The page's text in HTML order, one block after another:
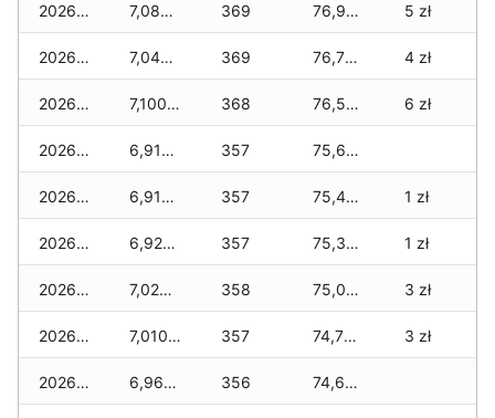
2026-07-22 7,080 zł 369 76,950 zł 5 zł
2026-07-21 7,040 zł 369 76,790 zł 4 zł
2026-07-20 7,100 zł 368 76,580 zł 6 zł
2026-07-18 6,910 zł 357 75,670 zł
2026-07-17 6,910 zł 357 75,450 zł 1 zł
2026-07-16 6,920 zł 357 75,300 zł 1 zł
2026-07-15 7,020 zł 358 75,020 zł 3 zł
2026-07-14 7,010 zł 357 74,780 zł 3 zł
2026-07-13 6,960 zł 356 74,680 zł